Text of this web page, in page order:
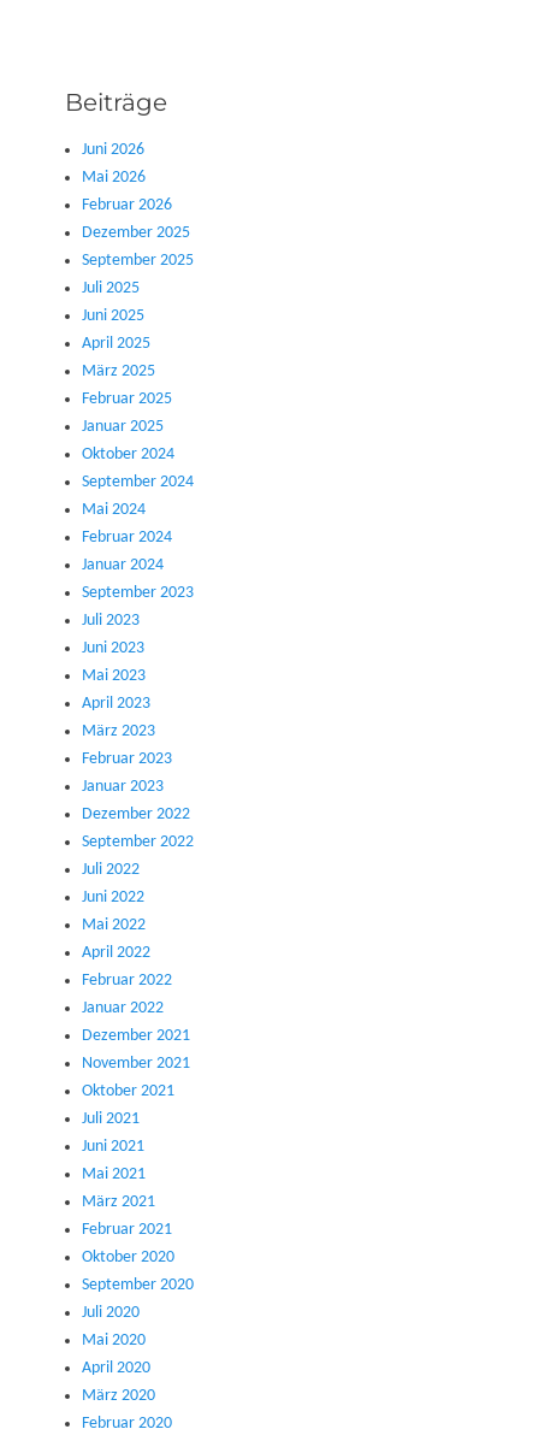
Beiträge
Juni 2026
Mai 2026
Februar 2026
Dezember 2025
September 2025
Juli 2025
Juni 2025
April 2025
März 2025
Februar 2025
Januar 2025
Oktober 2024
September 2024
Mai 2024
Februar 2024
Januar 2024
September 2023
Juli 2023
Juni 2023
Mai 2023
April 2023
März 2023
Februar 2023
Januar 2023
Dezember 2022
September 2022
Juli 2022
Juni 2022
Mai 2022
April 2022
Februar 2022
Januar 2022
Dezember 2021
November 2021
Oktober 2021
Juli 2021
Juni 2021
Mai 2021
März 2021
Februar 2021
Oktober 2020
September 2020
Juli 2020
Mai 2020
April 2020
März 2020
Februar 2020